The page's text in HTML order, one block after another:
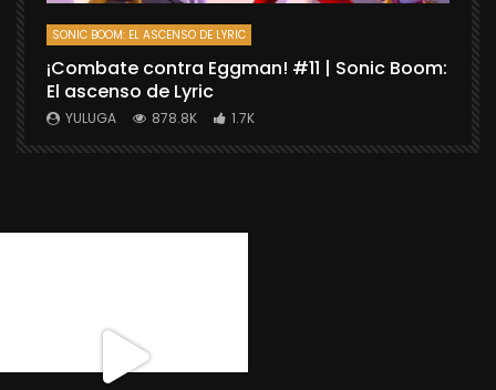
SONIC BOOM: EL ASCENSO DE LYRIC
¡Combate contra Eggman! #11 | Sonic Boom:
El ascenso de Lyric
YULUGA 878.8K 1.7K